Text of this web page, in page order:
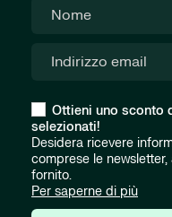
Ottieni uno sconto
selezionati!
Desidera ricevere
comprese le newsletter,
fornito.
Per saperne di più